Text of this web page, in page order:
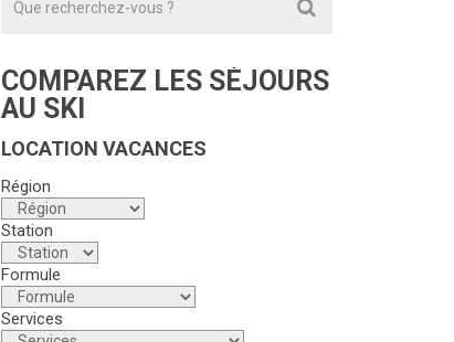
COMPAREZ LES SÉJOURS
AU SKI
LOCATION VACANCES
Région
Station
Formule
Services